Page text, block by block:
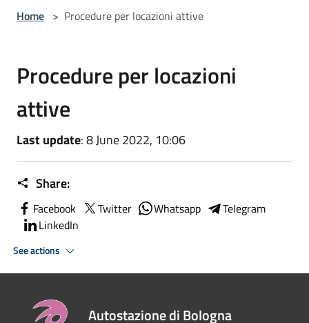
Home > Procedure per locazioni attive
Procedure per locazioni
attive
Last update: 8 June 2022, 10:06
Share:
Facebook Twitter Whatsapp
Telegram
LinkedIn
See actions
Autostazione di Bologna